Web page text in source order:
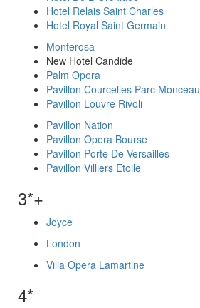
Hotel Relais Saint Charles
Hotel Royal Saint Germain
Monterosa
New Hotel Candide
Palm Opera
Pavillon Courcelles Parc Monceau
Pavillon Louvre Rivoli
Pavillon Nation
Pavillon Opera Bourse
Pavillon Porte De Versailles
Pavillon Villiers Etoile
3*+
Joyce
London
Villa Opera Lamartine
4*